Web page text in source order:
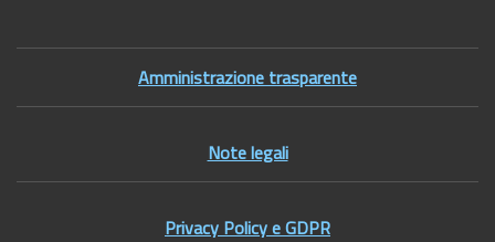
Amministrazione trasparente
Note legali
Privacy Policy e GDPR